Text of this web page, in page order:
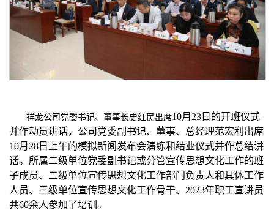
祥龙公司党委书记、董事长史红民出席10月23日的开班仪式
并作动员讲话，公司党委副书记、董事、总经理范宏利出席
10月28日上午的模拟新闻发布会演练和结业仪式并作总结讲
话。所属二级单位党委副书记或分管宣传思想文化工作的班
子成员、二级单位宣传思想文化工作部门负责人和具体工作
人员、三级单位宣传思想文化工作骨干、2023年职工宣讲员
共60余人参加了培训。